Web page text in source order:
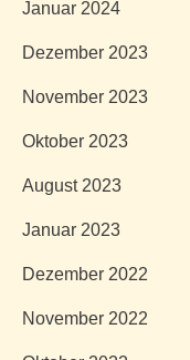
Januar 2024
Dezember 2023
November 2023
Oktober 2023
August 2023
Januar 2023
Dezember 2022
November 2022